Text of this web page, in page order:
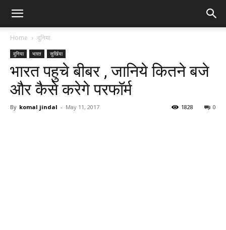
Home दुनिया
दुनिया भारत सुर्खिया
भारत पहुचे बीबर , जानिये कितने बजे
और कैसे करेगे परफॉर्म
By komal jindal - May 11, 2017 0
1828